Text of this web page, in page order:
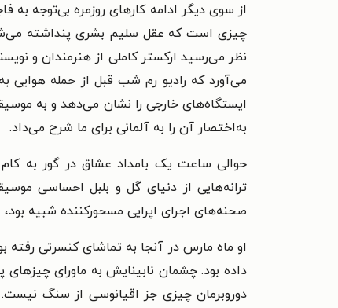
از سوی دیگر ادامه کارهای روزمره بی‌توجه
چیزی است که عقل سلیم بشری پنداشته
نظر می‌رسید ارکستر کاملی از هنرمندان و
می‌آورد که رادیو رم شب قبل از حمله هوایی
ایستگاه‌های خارجی را نشان می‌دهد و به
به‌اختصار آن را به آلمانی برای ما شرح می‌داد.
حوالی ساعت یک بامداد عشاق در گور به کام
ترانه‌هایی از دنیای گل و بلبل احساسی
صحنه‌های اجرای اپرایی مسحورکننده شبیه
او ماه مارس در آنجا به تماشای کنسرتی رفته
داده بود. چشمان نابینایش به ماورای
دوروبرمان چیزی جز اقیانوسی از سنگ